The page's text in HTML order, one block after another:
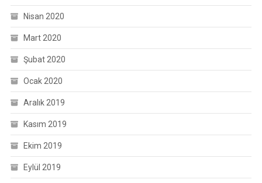
Nisan 2020
Mart 2020
Şubat 2020
Ocak 2020
Aralık 2019
Kasım 2019
Ekim 2019
Eylül 2019